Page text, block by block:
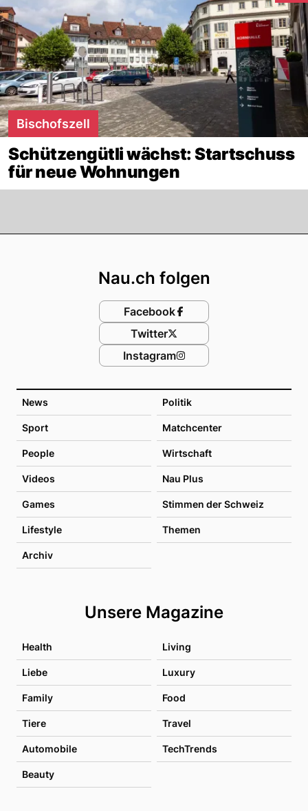
Bischofszell
Schützengütli wächst: Startschuss
für neue Wohnungen
News Politik
Sport Matchcenter
People Wirtschaft
Videos Nau Plus
Games Stimmen der Schweiz
Lifestyle Themen
Archiv
Unsere Magazine
Health Living
Liebe Luxury
Family Food
Tiere Travel
Automobile TechTrends
Beauty
Nau.ch folgen
Facebook
Twitter
Instagram